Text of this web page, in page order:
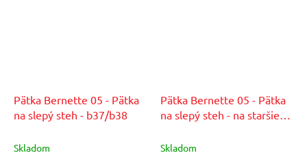
Pätka Bernette 05 - Pätka
na slepý steh - b37/b38
Skladom
Pätka Bernette 05 - Pätka
na slepý steh - na staršie
Skladom